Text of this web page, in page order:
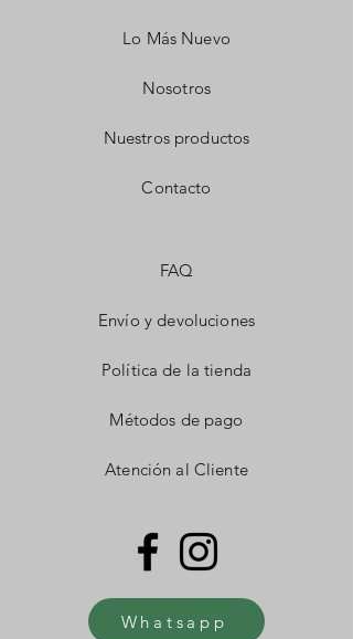
Lo Más Nuevo
Nosotros
Nuestros productos
Contacto
FAQ
Envío y devoluciones
Política de la tienda
Métodos de pago
Atención al Cliente
Whatsapp